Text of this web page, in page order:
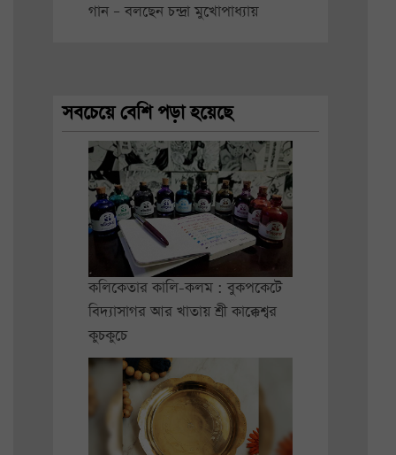
গান – বলছেন চন্দ্রা মুখোপাধ্যায়
সবচেয়ে বেশি পড়া হয়েছে
কলিকেতার কালি-কলম : বুকপকেটে
বিদ্যাসাগর আর খাতায় শ্রী কাক্কেশ্বর
কুচকুচে